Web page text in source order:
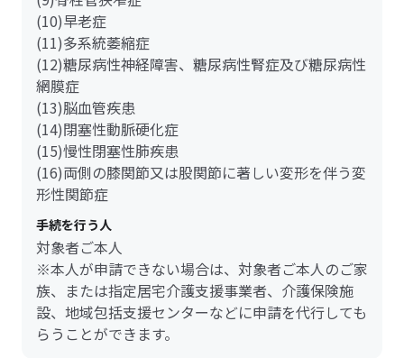
(10)早老症
(11)多系統萎縮症
(12)糖尿病性神経障害、糖尿病性腎症及び糖尿病性
網膜症
(13)脳血管疾患
(14)閉塞性動脈硬化症
(15)慢性閉塞性肺疾患
(16)両側の膝関節又は股関節に著しい変形を伴う変
形性関節症
手続を行う人
対象者ご本人
※本人が申請できない場合は、対象者ご本人のご家
族、または指定居宅介護支援事業者、介護保険施
設、地域包括支援センターなどに申請を代行しても
らうことができます。